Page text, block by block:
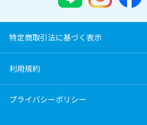
特定商取引法に基づく表示
利用規約
プライバシーポリシー